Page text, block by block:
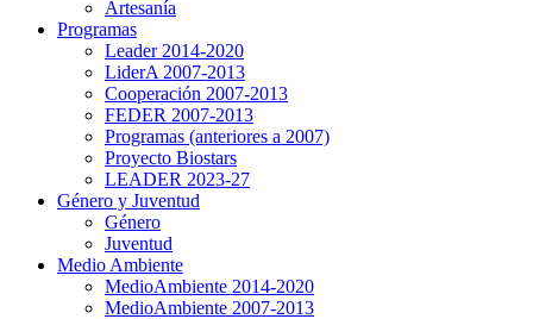
Artesanía
Programas
Leader 2014-2020
LiderA 2007-2013
Cooperación 2007-2013
FEDER 2007-2013
Programas (anteriores a 2007)
Proyecto Biostars
LEADER 2023-27
Género y Juventud
Género
Juventud
Medio Ambiente
MedioAmbiente 2014-2020
MedioAmbiente 2007-2013